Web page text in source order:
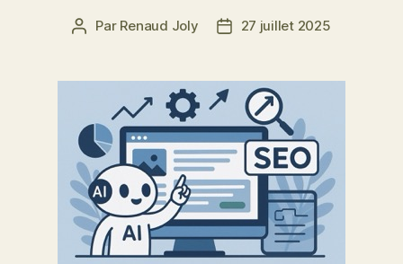
Auteur
Par Renaud Joly
Date27 juillet 2025